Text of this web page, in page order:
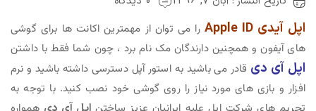
اپل آیدی Apple ID
را می توان از مهمترین اکانت ها برای گوشی
های آیفون و همچنین دارندگان مک نام برد ، چون شما فقط با داشتن
اپل آی دی قادر می باشید به استور آپل دسترسی داشته باشید و نرم
افزار و بازی های مورد نیاز را روی گوشی خود نصب کنید. با توجه به